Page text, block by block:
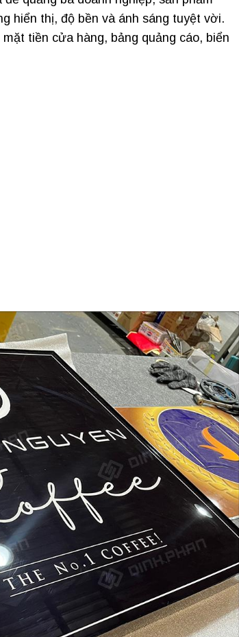
hiển thị, độ bền và ánh sáng tuyệt vời.
tiền cửa hàng, bảng quảng cáo, biển